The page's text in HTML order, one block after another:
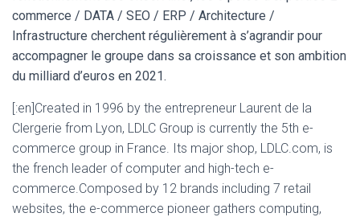
commerce / DATA / SEO / ERP / Architecture /
Infrastructure cherchent régulièrement à s’agrandir pour
accompagner le groupe dans sa croissance et son ambition
du milliard d’euros en 2021.
[:en]Created in 1996 by the entrepreneur Laurent de la
Clergerie from Lyon, LDLC Group is currently the 5th e-
commerce group in France. Its major shop, LDLC.com, is
the french leader of computer and high-tech e-
commerce.Composed by 12 brands including 7 retail
websites, the e-commerce pioneer gathers computing,